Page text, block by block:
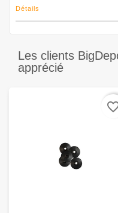
Détails
Les clients
apprécié